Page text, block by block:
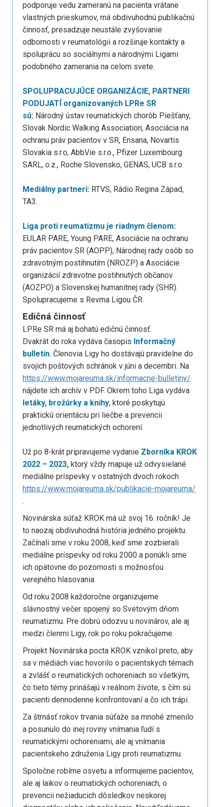
podporuje vedu zameranú na pacienta vrátane
vlastných prieskumov, má obdivuhodnú publikačnú
činnosť, presadzuje neustále zvyšovanie
odbornosti v reumatológii a rozširuje kontakty a
spoluprácu so sociálnymi a národnými Ligami
podobného zamerania na celom svete.
SPOLUPRACUJÚCE ORGANIZÁCIE, PARTNERI
PODUJATÍ organizovaných LPRe SR
sú: Národný ústav reumatických chorôb Piešťany,
Slovak Nordic Walking Association, Asociácia na
ochranu práv pacientov v SR, Ensana, Novartis
Slovakia s.r.o, AbbVie s.r.o., Pfizer Luxembourg
SARL, o.z., Roche Slovensko, GENAS, UCB s.r.o.
Mediálny partneri: RTVS, Rádio Regina Západ,
TA3.
Liga proti reumatizmu je riadnym členom:
EULAR PARE, Young PARE, Asociácie na ochranu
práv pacientov SR (AOPP), Národnej rady osôb so
zdravotným postihnutím (NROZP) a Asociácie
organizácií zdravotne postihnutých občanov
(AOZPO) a Slovenskej humanitnej rady (SHR).
Spolupracujeme s Revma Ligou ČR.
Edičná činnosť
LPRe SR má aj bohatú edičnú činnosť.
Dvakrát do roka vydáva časopis Informačný
bulletin. Členovia Ligy ho dostávajú pravidelne do
svojich poštových schránok v júni a decembri. Na
https://www.mojareuma.sk/informacne-bulletiny/
nájdete ich archív v PDF. Okrem toho Liga vydáva
letáky, brožúrky a knihy, ktoré poskytujú
praktickú orientáciu pri liečbe a prevencii
jednotlivých reumatických ochorení.
Už po 8-krát pripravujeme vydanie Zborníka KROK
2022 – 2023, ktorý vždy mapuje už odvysielané
mediálne príspevky v ostatných dvoch rokoch
https://www.mojareuma.sk/publikacie-mojareuma/
.
Novinárska súťaž KROK má už svoj 16. ročník! Je
to naozaj obdivuhodná história jedného projektu.
Začínali sme v roku 2008, keď sme zozbierali
mediálne príspevky od roku 2000 a ponúkli sme
ich opätovne do pozornosti s možnosťou
verejného hlasovania.
Od roku 2008 každoročne organizujeme
slávnostný večer spojený so Svetovým dňom
reumatizmu. Pre dobrú odozvu u novinárov, ale aj
medzi členmi Ligy, rok po roku pokračujeme.
Projekt Novinárska pocta KROK vznikol preto, aby
sa v médiách viac hovorilo o pacientskych témach
a zvlášť o reumatických ochoreniach so všetkým,
čo tieto témy prinášajú v reálnom živote, s čím sú
pacienti dennodenne konfrontovaní a čo ich trápi.
Za štrnásť rokov trvania súťaže sa mnohé zmenilo
a posunulo do inej roviny vnímania ľudí s
reumatickými ochoreniami, ale aj vnímania
pacientskeho združenia Ligy proti reumatizmu.
Spoločne robíme osvetu a informujeme pacientov,
ale aj laikov o reumatických ochoreniach, o
prevencii nežiaducich dôsledkov neskorej